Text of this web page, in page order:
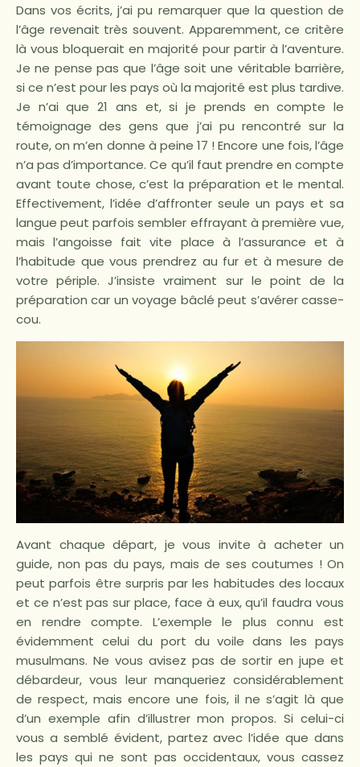
Dans vos écrits, j’ai pu remarquer que la question de
l’âge revenait très souvent. Apparemment, ce critère
là vous bloquerait en majorité pour partir à l’aventure.
Je ne pense pas que l’âge soit une véritable barrière,
si ce n’est pour les pays où la majorité est plus tardive.
Je n’ai que 21 ans et, si je prends en compte le
témoignage des gens que j’ai pu rencontré sur la
route, on m’en donne à peine 17 ! Encore une fois, l’âge
n’a pas d’importance. Ce qu’il faut prendre en compte
avant toute chose, c’est la préparation et le mental.
Effectivement, l’idée d’affronter seule un pays et sa
langue peut parfois sembler effrayant à première vue,
mais l’angoisse fait vite place à l’assurance et à
l’habitude que vous prendrez au fur et à mesure de
votre périple. J’insiste vraiment sur le point de la
préparation car un voyage bâclé peut s’avérer casse-
cou.
Avant chaque départ, je vous invite à acheter un
guide, non pas du pays, mais de ses coutumes ! On
peut parfois être surpris par les habitudes des locaux
et ce n’est pas sur place, face à eux, qu’il faudra vous
en rendre compte. L’exemple le plus connu est
évidemment celui du port du voile dans les pays
musulmans. Ne vous avisez pas de sortir en jupe et
débardeur, vous leur manqueriez considérablement
de respect, mais encore une fois, il ne s’agit là que
d’un exemple afin d’illustrer mon propos. Si celui-ci
vous a semblé évident, partez avec l’idée que dans
les pays qui ne sont pas occidentaux, vous cassez